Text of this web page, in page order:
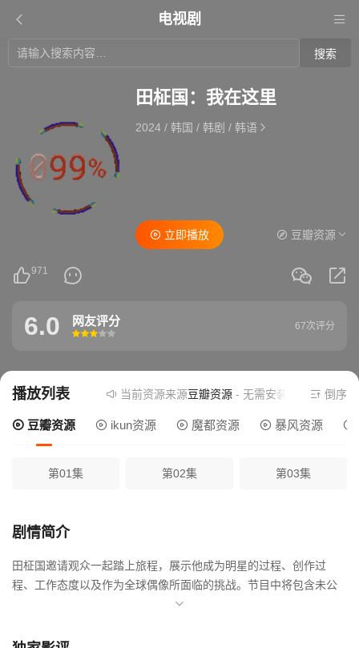
电视剧
搜索
田柾国：我在这里
2024 / 韩国 / 韩剧/ 韩语
971
立即播放 豆瓣资源
6.0 网友评分
很差
较差还行推荐力荐
67次评分
播放列表 当前资源来源豆瓣资源- 无需安装任何插件 倒序
豆瓣资源 ikun资源 魔都资源 暴风资源
第01集 第02集 第03集
剧情简介
田柾国邀请观众一起踏上旅程，展示他成为明星的过程、创作过
程、工作态度以及作为全球偶像所面临的挑战。节目中将包含未公
开的影像、采访和令人兴奋的表演。